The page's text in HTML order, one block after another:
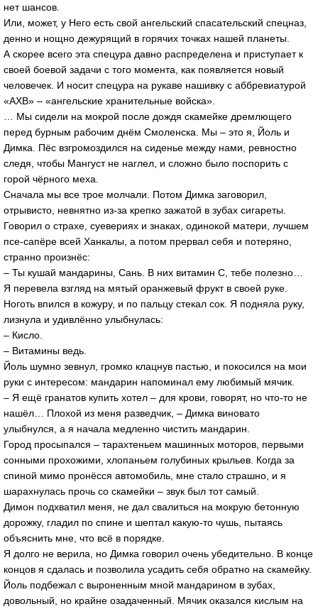
нет шансов.
Или, может, у Него есть свой ангельский спасательский спецназ,
денно и нощно дежурящий в горячих точках нашей планеты.
А скорее всего эта спецура давно распределена и приступает к
своей боевой задачи с того момента, как появляется новый
человечек. И носит спецура на рукаве нашивку с аббревиатурой
«АХВ» – «ангельские хранительные войска».
… Мы сидели на мокрой после дождя скамейке дремлющего
перед бурным рабочим днём Смоленска. Мы – это я, Йоль и
Димка. Пёс взгромоздился на сиденье между нами, ревностно
следя, чтобы Мангуст не наглел, и сложно было поспорить с
горой чёрного меха.
Сначала мы все трое молчали. Потом Димка заговорил,
отрывисто, невнятно из-за крепко зажатой в зубах сигареты.
Говорил о страхе, суевериях и знаках, одинокой матери, лучшем
псе-сапёре всей Ханкалы, а потом прервал себя и потеряно,
странно произнёс:
– Ты кушай мандарины, Сань. В них витамин С, тебе полезно…
Я перевела взгляд на мятый оранжевый фрукт в своей руке.
Ноготь впился в кожуру, и по пальцу стекал сок. Я подняла руку,
лизнула и удивлённо улыбнулась:
– Кисло.
– Витамины ведь.
Йоль шумно зевнул, громко клацнув пастью, и покосился на мои
руки с интересом: мандарин напоминал ему любимый мячик.
– Я ещё гранатов купить хотел – для крови, говорят, но что-то не
нашёл… Плохой из меня разведчик, – Димка виновато
улыбнулся, а я начала медленно чистить мандарин.
Город просыпался – тарахтеньем машинных моторов, первыми
сонными прохожими, хлопаньем голубиных крыльев. Когда за
спиной мимо пронёсся автомобиль, мне стало страшно, и я
шарахнулась прочь со скамейки – звук был тот самый.
Димон подхватил меня, не дал свалиться на мокрую бетонную
дорожку, гладил по спине и шептал какую-то чушь, пытаясь
объяснить мне, что всё в порядке.
Я долго не верила, но Димка говорил очень убедительно. В конце
концов я сдалась и позволила усадить себя обратно на скамейку.
Йоль подбежал с выроненным мной мандарином в зубах,
довольный, но крайне озадаченный. Мячик оказался кислым на